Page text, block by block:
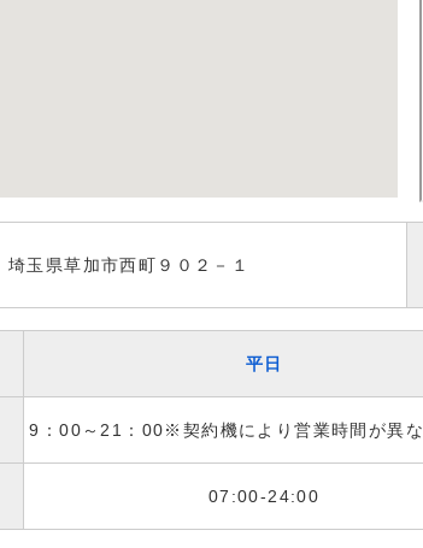
埼玉県草加市西町９０２－１
平日
9：00～21：00※契約機により営業時間が異な
07:00-24:00